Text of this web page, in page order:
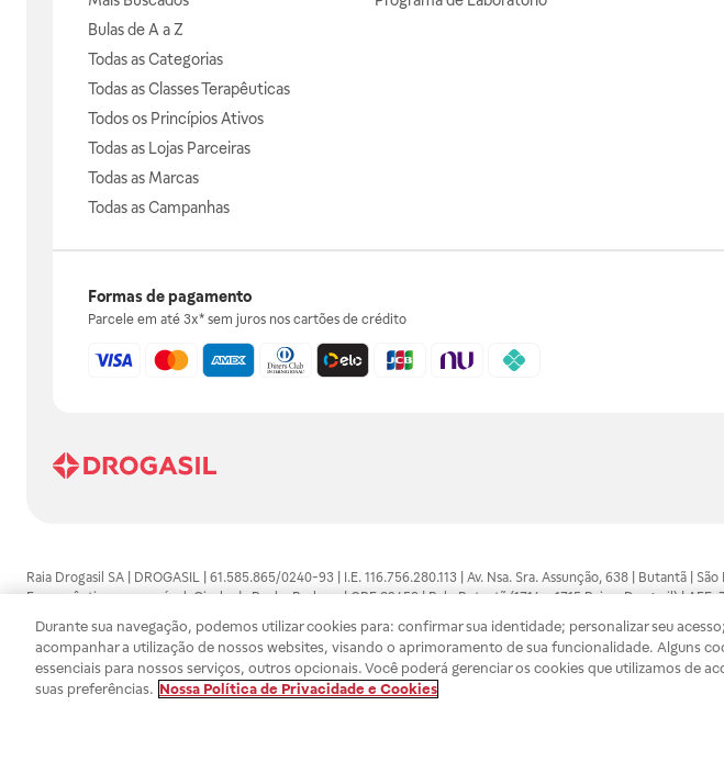
Bulas de A a Z
Todas as Categorias
Todas as Classes Terapêuticas
Todos os Princípios Ativos
Todas as Lojas Parceiras
Todas as Marcas
Todas as Campanhas
Formas de pagamento
Parcele em até 3x* sem juros nos cartões de crédito
Raia Drogasil SA | DROGASIL | 61.585.865/0240-93 | I.E. 116.756.280.113 | Av. Nsa. Sra. Assunção, 638 | Butantã |
Farmacêutico responsável: Gisele da Penha Barbosa | CRF 89453 | Polo Butantã (1714 e 1715 Raia e Drogasil) |
automedicação e não substituem, em hipótese alguma, as orientações dadas pelo profissional da área médica.
persistirem os sintomas, um médico deverá ser consultado. Os preços e promoções divulgados no site são
SA trabalha com as tecnologias mais avançadas de proteção de dados, para que você possa realizar suas
efetuados estão sujeitos à confirmação da disponibilidade de produto em nosso estoque.
Durante sua navegação, podemos utilizar cookies para: confirmar sua identidade; personalizar seu
acompanhar a utilização de nossos websites, visando o aprimoramento de sua funcionalidade. Alguns
essenciais para nossos serviços, outros opcionais. Você poderá gerenciar os cookies que utilizamos de
suas preferências. Nossa Política de Privacidade e Cookies